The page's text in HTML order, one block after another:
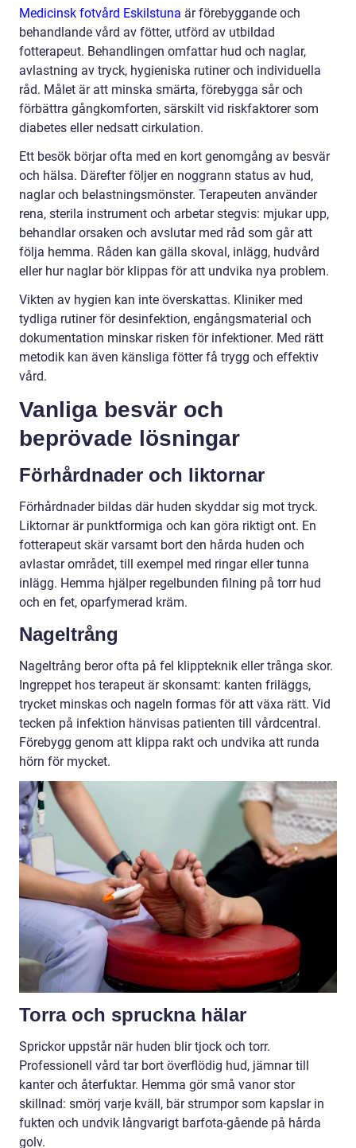
Medicinsk fotvård Eskilstuna är förebyggande och
behandlande vård av fötter, utförd av utbildad
fotterapeut. Behandlingen omfattar hud och naglar,
avlastning av tryck, hygieniska rutiner och individuella
råd. Målet är att minska smärta, förebygga sår och
förbättra gångkomforten, särskilt vid riskfaktorer som
diabetes eller nedsatt cirkulation.
Ett besök börjar ofta med en kort genomgång av besvär
och hälsa. Därefter följer en noggrann status av hud,
naglar och belastningsmönster. Terapeuten använder
rena, sterila instrument och arbetar stegvis: mjukar upp,
behandlar orsaken och avslutar med råd som går att
följa hemma. Råden kan gälla skoval, inlägg, hudvård
eller hur naglar bör klippas för att undvika nya problem.
Vikten av hygien kan inte överskattas. Kliniker med
tydliga rutiner för desinfektion, engångsmaterial och
dokumentation minskar risken för infektioner. Med rätt
metodik kan även känsliga fötter få trygg och effektiv
vård.
Vanliga besvär och
beprövade lösningar
Förhårdnader och liktornar
Förhårdnader bildas där huden skyddar sig mot tryck.
Liktornar är punktformiga och kan göra riktigt ont. En
fotterapeut skär varsamt bort den hårda huden och
avlastar området, till exempel med ringar eller tunna
inlägg. Hemma hjälper regelbunden filning på torr hud
och en fet, oparfymerad kräm.
Nageltrång
Nageltrång beror ofta på fel klippteknik eller trånga skor.
Ingreppet hos terapeut är skonsamt: kanten friläggs,
trycket minskas och nageln formas för att växa rätt. Vid
tecken på infektion hänvisas patienten till vårdcentral.
Förebygg genom att klippa rakt och undvika att runda
hörn för mycket.
Torra och spruckna hälar
Sprickor uppstår när huden blir tjock och torr.
Professionell vård tar bort överflödig hud, jämnar till
kanter och återfuktar. Hemma gör små vanor stor
skillnad: smörj varje kväll, bär strumpor som kapslar in
fukten och undvik långvarigt barfota-gående på hårda
golv.